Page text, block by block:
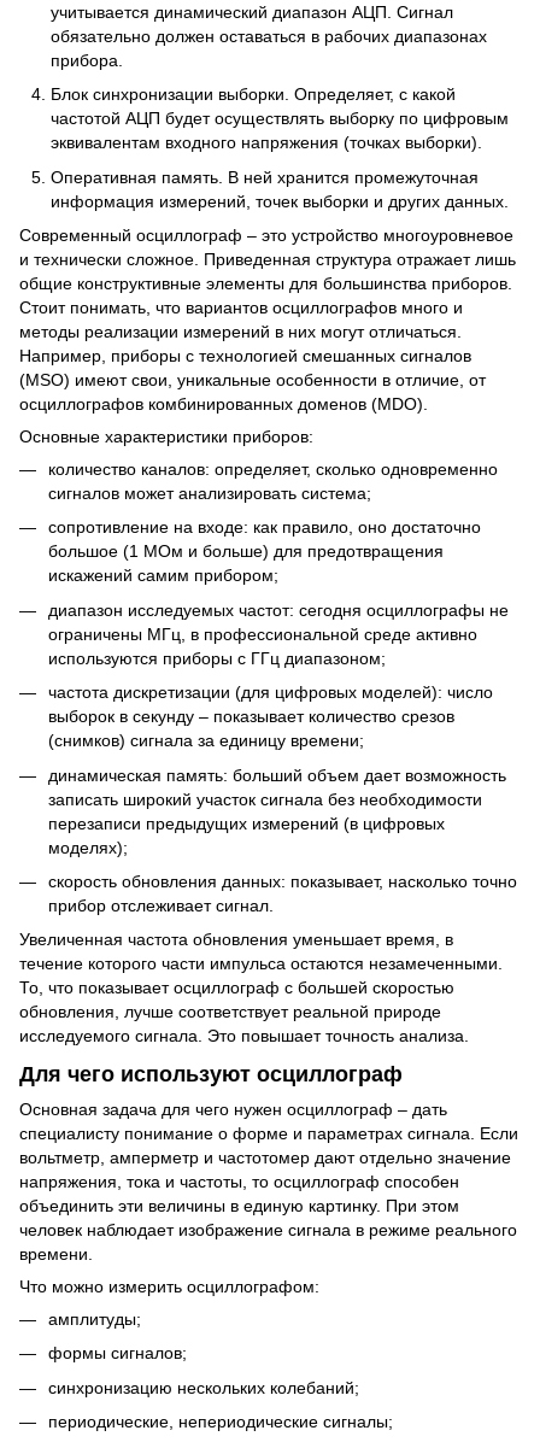
учитывается динамический диапазон АЦП. Сигнал
обязательно должен оставаться в рабочих диапазонах
прибора.
Блок синхронизации выборки. Определяет, с какой
частотой АЦП будет осуществлять выборку по цифровым
эквивалентам входного напряжения (точках выборки).
Оперативная память. В ней хранится промежуточная
информация измерений, точек выборки и других данных.
Современный осциллограф – это устройство многоуровневое
и технически сложное. Приведенная структура отражает лишь
общие конструктивные элементы для большинства приборов.
Стоит понимать, что вариантов осциллографов много и
методы реализации измерений в них могут отличаться.
Например, приборы с технологией смешанных сигналов
(MSO) имеют свои, уникальные особенности в отличие, от
осциллографов комбинированных доменов (MDO).
Основные характеристики приборов:
количество каналов: определяет, сколько одновременно
сигналов может анализировать система;
сопротивление на входе: как правило, оно достаточно
большое (1 МОм и больше) для предотвращения
искажений самим прибором;
диапазон исследуемых частот: сегодня осциллографы не
ограничены МГц, в профессиональной среде активно
используются приборы с ГГц диапазоном;
частота дискретизации (для цифровых моделей): число
выборок в секунду – показывает количество срезов
(снимков) сигнала за единицу времени;
динамическая память: больший объем дает возможность
записать широкий участок сигнала без необходимости
перезаписи предыдущих измерений (в цифровых
моделях);
скорость обновления данных: показывает, насколько точно
прибор отслеживает сигнал.
Увеличенная частота обновления уменьшает время, в
течение которого части импульса остаются незамеченными.
То, что показывает осциллограф с большей скоростью
обновления, лучше соответствует реальной природе
исследуемого сигнала. Это повышает точность анализа.
Для чего используют осциллограф
Основная задача для чего нужен осциллограф – дать
специалисту понимание о форме и параметрах сигнала. Если
вольтметр, амперметр и частотомер дают отдельно значение
напряжения, тока и частоты, то осциллограф способен
объединить эти величины в единую картинку. При этом
человек наблюдает изображение сигнала в режиме реального
времени.
Что можно измерить осциллографом:
амплитуды;
формы сигналов;
синхронизацию нескольких колебаний;
периодические, непериодические сигналы;